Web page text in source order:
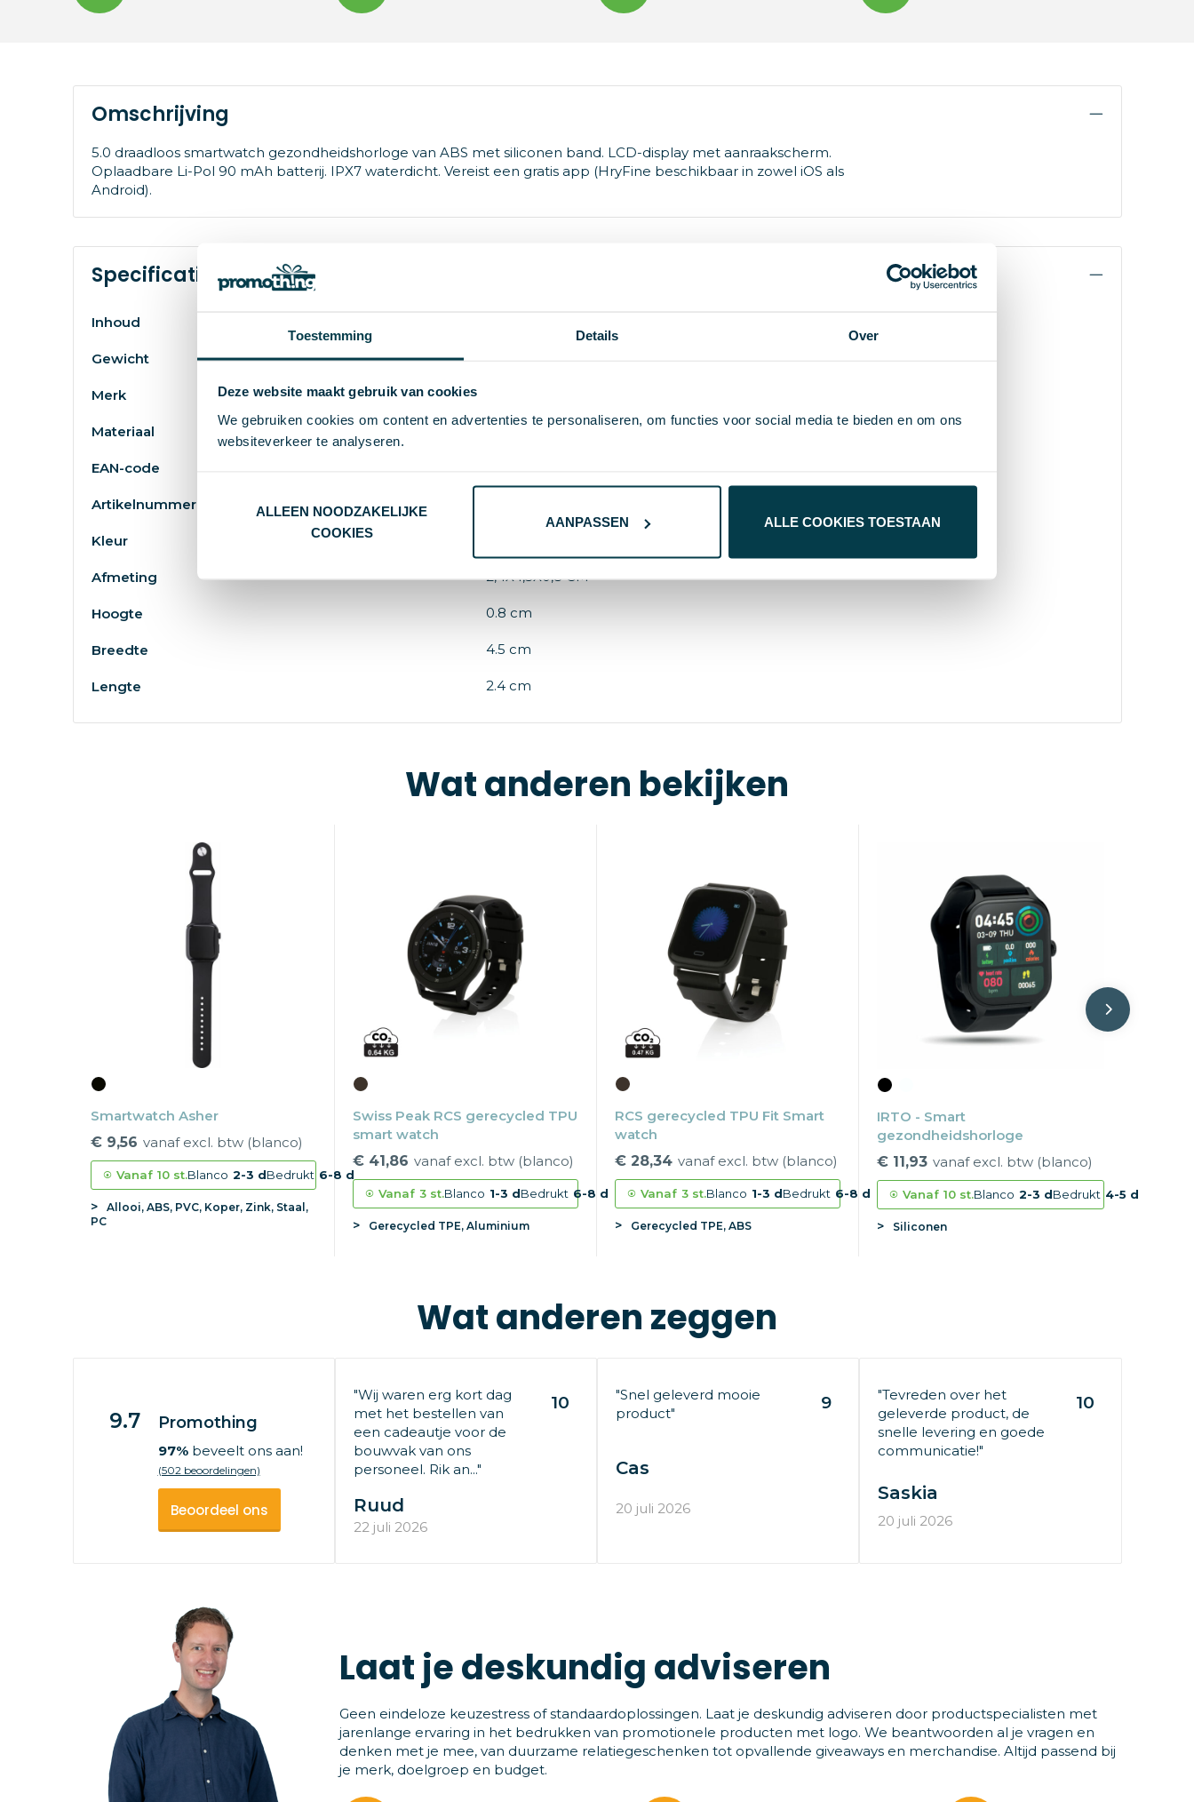
Toestemming Details Over
Deze website maakt gebruik van cookies
We gebruiken cookies om content en advertenties te personaliseren, om functies voor social media te bieden en om ons
websiteverkeer te analyseren.
ALLEEN NOODZAKELIJKE
COOKIES
AANPASSEN ALLE COOKIES TOESTAAN
Omschrijving
5.0 draadloos smartwatch gezondheidshorloge van ABS met siliconen band. LCD-display met aanraakscherm.
Oplaadbare Li-Pol 90 mAh batterij. IPX7 waterdicht. Vereist een gratis app (HryFine beschikbaar in zowel iOS als
Android).
Specificaties
Inhoud
Gewicht
Merk
Materiaal Siliconen
EAN-code
Artikelnummer
Kleur
Afmeting 2,4X4,5X0,8 CM
Hoogte 0.8 cm
Breedte 4.5 cm
Lengte 2.4 cm
Wat anderen bekijken
Smartwatch Asher
€ 9,56 vanaf excl. btw (blanco)
Vanaf 10 st.Blanco 2-3 dBedrukt 6-8 d
Allooi, ABS, PVC, Koper, Zink, Staal,
PC
Swiss Peak RCS gerecycled TPU
smart watch
€ 41,86 vanaf excl. btw (blanco)
Vanaf 3 st.Blanco 1-3 dBedrukt 6-8 d
Gerecycled TPE, Aluminium
RCS gerecycled TPU Fit Smart
watch
€ 28,34 vanaf excl. btw (blanco)
Vanaf 3 st.Blanco 1-3 dBedrukt 6-8 d
Gerecycled TPE, ABS
IRTO - Smart
gezondheidshorloge
€ 11,93 vanaf excl. btw (blanco)
Vanaf 10 st.Blanco 2-3 dBedrukt 4-5 d
Siliconen
Wat anderen zeggen
9.7 Promothing
97%beveelt ons aan!
(502 beoordelingen)
Beoordeel ons
"Wij waren erg kort dag
met het bestellen van
een cadeautje voor de
bouwvak van ons
personeel. Rik an..."
10
Ruud
22 juli 2026
"Snel geleverd mooie
product"
9
Cas
20 juli 2026
"Tevreden over het
geleverde product, de
snelle levering en goede
communicatie!"
10
Saskia
20 juli 2026
Laat je deskundig adviseren
Geen eindeloze keuzestress of standaardoplossingen. Laat je deskundig adviseren door productspecialisten met
jarenlange ervaring in het bedrukken van promotionele producten met logo. We beantwoorden al je vragen en
denken met je mee, van duurzame relatiegeschenken tot opvallende giveaways en merchandise. Altijd passend bij
je merk, doelgroep en budget.